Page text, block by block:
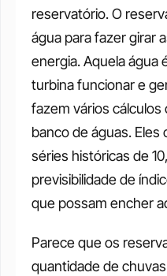
reservatório. O
água para fazer girar
energia. Aquela água
turbina funcionar e
fazem vários
banco de águas.
séries históricas de
previsibilidade de
que possam encher
Parece que os
quantidade de